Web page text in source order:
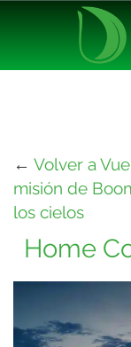
← Volver a
misión de
los cielos
Home